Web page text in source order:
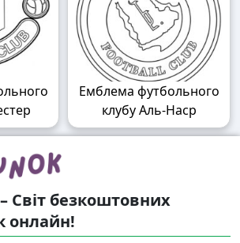
Емблема футбольного
клубу Аль-Наср
Світ безкоштовних
онлайн!